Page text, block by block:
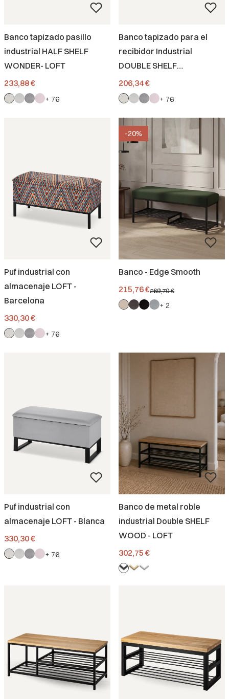
Banco tapizado pasillo
industrial HALF SHELF
WONDER- LOFT
Precio
233,88 €
+ 76
Banco tapizado para el
recibidor Industrial
DOUBLE SHELF
BARCELONA
Precio
206,34 €
+ 76
Puf industrial con
almacenaje LOFT -
Barcelona
Precio
330,30 €
+ 76
-20%
Banco - Edge Smooth
Precio promocional.
215,76 €269,70 €
+ 2
Puf industrial con
almacenaje LOFT - Blanca
Precio
330,30 €
+ 76
Banco de metal roble
industrial Double SHELF
WOOD - LOFT
Precio
302,75 €